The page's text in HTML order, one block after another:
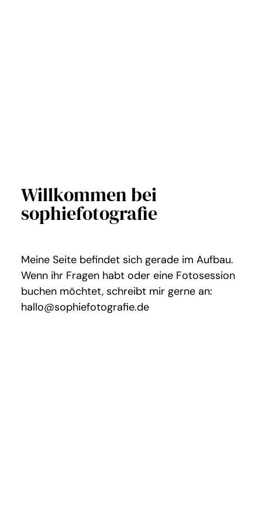
Willkommen bei
sophiefotografie
Meine Seite befindet sich gerade im Aufbau.
Wenn ihr Fragen habt oder eine Fotosession
buchen möchtet, schreibt mir gerne an:
hallo@sophiefotografie.de